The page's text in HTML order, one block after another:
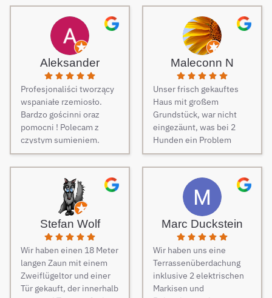
Aleksander
Profesjonaliści tworzący
wspaniałe rzemiosło.
Bardzo gościnni oraz
pomocni ! Polecam z
czystym sumieniem.
Maleconn N
Unser frisch gekauftes
Haus mit großem
Grundstück, war nicht
eingezäunt, was bei 2
Hunden ein Problem
darstellt. Daher musste
dringend und schnell ein
Zaun her. Auf Empfehlung
von Freunden haben wir
unseren Zaun bei Berg
Zäune beauftragt und es
keine Sekunde bereut.
Dieser Tipp war wirklich
Gold wert! Von Angebot
bis zur Fertigstellung des
Zauns, verlief alles
absolut reibungslos. Alle
Stefan Wolf
Wir haben einen 18 Meter
langen Zaun mit einem
Zweiflügeltor und einer
Tür gekauft, der innerhalb
Marc Duckstein
Wir haben uns eine
Terrassenüberdachung
inklusive 2 elektrischen
Markisen und